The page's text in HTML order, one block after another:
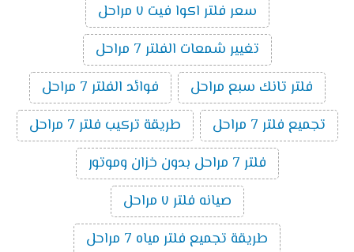
سعر فلتر اكوا فيت ٧ مراحل
تغيير شمعات الفلتر 7 مراحل
فلتر تانك سبع مراحل
فوائد الفلتر 7 مراحل
تجميع فلتر 7 مراحل
طريقة تركيب فلتر 7 مراحل
فلتر 7 مراحل بدون خزان وموتور
صيانه فلتر ٧ مراحل
طريقة تجميع فلتر مياه 7 مراحل